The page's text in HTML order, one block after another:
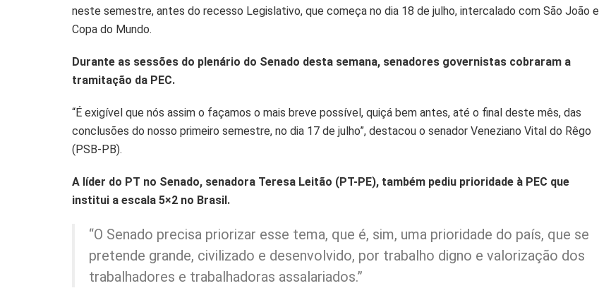
neste semestre, antes do recesso Legislativo, que começa no dia 18 de julho, intercalado com São João e
Copa do Mundo.
Durante as sessões do plenário do Senado desta semana, senadores governistas cobraram a
tramitação da PEC.
“É exigível que nós assim o façamos o mais breve possível, quiçá bem antes, até o final deste mês, das
conclusões do nosso primeiro semestre, no dia 17 de julho”, destacou o senador Veneziano Vital do Rêgo
(PSB-PB).
A líder do PT no Senado, senadora Teresa Leitão (PT-PE), também pediu prioridade à PEC que
institui a escala 5×2 no Brasil.
“O Senado precisa priorizar esse tema, que é, sim, uma prioridade do país, que se
pretende grande, civilizado e desenvolvido, por trabalho digno e valorização dos
trabalhadores e trabalhadoras assalariados.”